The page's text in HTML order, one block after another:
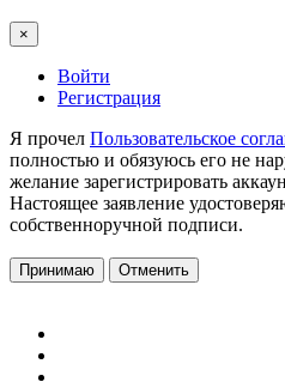
×
Войти
Регистрация
Я прочел Пользовательское
полностью и обязуюсь его не
желание зарегистрировать
Настоящее заявление
собственноручной подписи.
Принимаю Отменить